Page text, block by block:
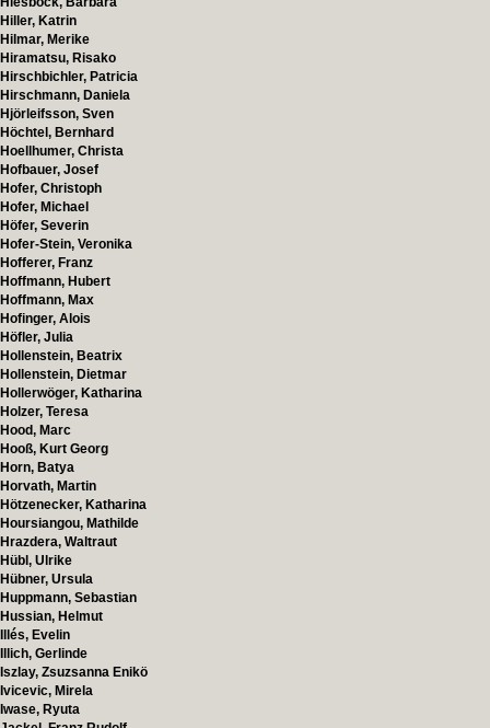
Hiller, Katrin
Hilmar, Merike
Hiramatsu, Risako
Hirschbichler, Patricia
Hirschmann, Daniela
Hjörleifsson, Sven
Höchtel, Bernhard
Hoellhumer, Christa
Hofbauer, Josef
Hofer, Christoph
Hofer, Michael
Höfer, Severin
Hofer-Stein, Veronika
Hofferer, Franz
Hoffmann, Hubert
Hoffmann, Max
Hofinger, Alois
Höfler, Julia
Hollenstein, Beatrix
Hollenstein, Dietmar
Hollerwöger, Katharina
Holzer, Teresa
Hood, Marc
Hooß, Kurt Georg
Horn, Batya
Horvath, Martin
Hötzenecker, Katharina
Hoursiangou, Mathilde
Hrazdera, Waltraut
Hübl, Ulrike
Hübner, Ursula
Huppmann, Sebastian
Hussian, Helmut
Illés, Evelin
Illich, Gerlinde
Iszlay, Zsuzsanna Enikö
Ivicevic, Mirela
Iwase, Ryuta